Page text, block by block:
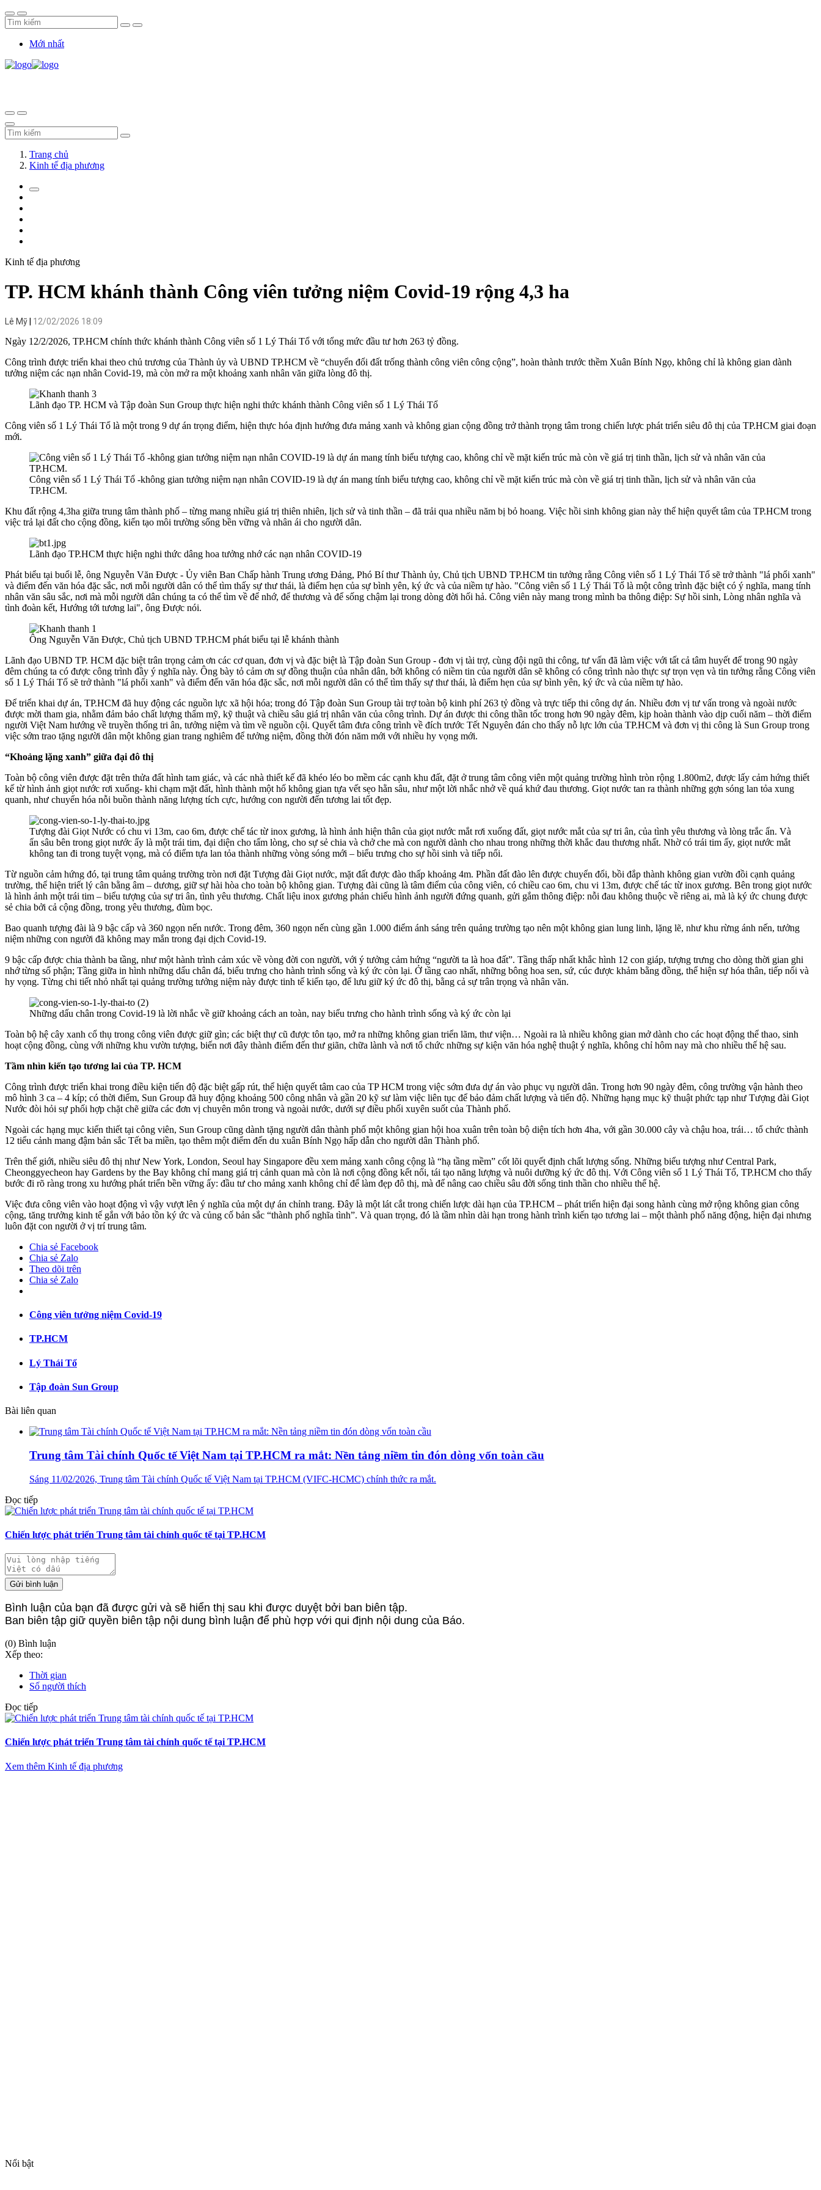
Mới nhất
Trang chủ
Kinh tế địa phương
Kinh tế địa phương
TP. HCM khánh thành Công viên tưởng niệm Covid-19 rộng 4,3 ha
Lê Mỹ 12/02/2026 18:09
Ngày 12/2/2026, TP.HCM chính thức khánh thành Công viên số 1 Lý Thái Tổ với tổng mức đầu tư hơn 263 tỷ đồng.
Công trình được triển khai theo chủ trương của Thành ủy và UBND TP.HCM về “chuyển đổi đất trống thành công viên công cộng”, hoàn thành trước thềm Xuân Bính Ngọ, không chỉ là không gian dành
tưởng niệm các nạn nhân Covid-19, mà còn mở ra một khoảng xanh nhân văn giữa lòng đô thị.
Lãnh đạo TP. HCM và Tập đoàn Sun Group thực hiện nghi thức khánh thành Công viên số 1 Lý Thái Tổ
Công viên số 1 Lý Thái Tổ là một trong 9 dự án trọng điểm, hiện thực hóa định hướng đưa mảng xanh và không gian cộng đồng trở thành trọng tâm trong chiến lược phát triển siêu đô thị của TP.HCM giai đoạn
mới.
Công viên số 1 Lý Thái Tổ -không gian tưởng niệm nạn nhân COVID-19 là dự án mang tính biểu tượng cao, không chỉ về mặt kiến trúc mà còn về giá trị tinh thần, lịch sử và nhân văn của
TP.HCM.
Khu đất rộng 4,3ha giữa trung tâm thành phố – từng mang nhiều giá trị thiên nhiên, lịch sử và tinh thần – đã trải qua nhiều năm bị bỏ hoang. Việc hồi sinh không gian này thể hiện quyết tâm của TP.HCM trong
việc trả lại đất cho cộng đồng, kiến tạo môi trường sống bền vững và nhân ái cho người dân.
Lãnh đạo TP.HCM thực hiện nghi thức dâng hoa tưởng nhớ các nạn nhân COVID-19
Phát biểu tại buổi lễ, ông Nguyễn Văn Được - Ủy viên Ban Chấp hành Trung ương Đảng, Phó Bí thư Thành ủy, Chủ tịch UBND TP.HCM tin tưởng rằng Công viên số 1 Lý Thái Tổ sẽ trở thành "lá phổi xanh"
và điểm đến văn hóa đặc sắc, nơi mỗi người dân có thể tìm thấy sự thư thái, là điểm hẹn của sự bình yên, ký ức và của niềm tự hào. "Công viên số 1 Lý Thái Tổ là một công trình đặc biệt có ý nghĩa, mang tính
nhân văn sâu sắc, nơi mà mỗi người dân chúng ta có thể tìm về để nhớ, để thương và để sống chậm lại trong dòng đời hối hả. Công viên này mang trong mình ba thông điệp: Sự hồi sinh, Lòng nhân nghĩa và
tình đoàn kết, Hướng tới tương lai", ông Được nói.
Ông Nguyễn Văn Được, Chủ tịch UBND TP.HCM phát biểu tại lễ khánh thành
Lãnh đạo UBND TP. HCM đặc biệt trân trọng cảm ơn các cơ quan, đơn vị và đặc biệt là Tập đoàn Sun Group - đơn vị tài trợ, cùng đội ngũ thi công, tư vấn đã làm việc với tất cả tâm huyết để trong 90 ngày
đêm chúng ta có được công trình đầy ý nghĩa này. Ông bày tỏ cảm ơn sự đồng thuận của nhân dân, bởi không có niềm tin của người dân sẽ không có công trình nào thực sự trọn vẹn và tin tưởng rằng Công viên
số 1 Lý Thái Tổ sẽ trở thành "lá phổi xanh" và điểm đến văn hóa đặc sắc, nơi mỗi người dân có thể tìm thấy sự thư thái, là điểm hẹn của sự bình yên, ký ức và của niềm tự hào.
Để triển khai dự án, TP.HCM đã huy động các nguồn lực xã hội hóa; trong đó Tập đoàn Sun Group tài trợ toàn bộ kinh phí 263 tỷ đồng và trực tiếp thi công dự án. Nhiều đơn vị tư vấn trong và ngoài nước
được mời tham gia, nhằm đảm bảo chất lượng thẩm mỹ, kỹ thuật và chiều sâu giá trị nhân văn của công trình. Dự án được thi công thần tốc trong hơn 90 ngày đêm, kịp hoàn thành vào dịp cuối năm – thời điểm
người Việt Nam hướng về truyền thống tri ân, tưởng niệm và tìm về nguồn cội. Quyết tâm đưa công trình về đích trước Tết Nguyên đán cho thấy nỗ lực lớn của TP.HCM và đơn vị thi công là Sun Group trong
việc sớm trao tặng người dân một không gian trang nghiêm để tưởng niệm, đồng thời đón năm mới với nhiều hy vọng mới.
“Khoảng lặng xanh” giữa đại đô thị
Toàn bộ công viên được đặt trên thửa đất hình tam giác, và các nhà thiết kế đã khéo léo bo mềm các cạnh khu đất, đặt ở trung tâm công viên một quảng trường hình tròn rộng 1.800m2, được lấy cảm hứng thiết
kế từ hình ảnh giọt nước rơi xuống- khi chạm mặt đất, hình thành một hố không gian tựa vết sẹo hằn sâu, như một lời nhắc nhở về quá khứ đau thương. Giọt nước tan ra thành những gợn sóng lan tỏa xung
quanh, như chuyển hóa nỗi buồn thành năng lượng tích cực, hướng con người đến tương lai tốt đẹp.
Tượng đài Giọt Nước có chu vi 13m, cao 6m, được chế tác từ inox gương, là hình ảnh hiện thân của giọt nước mắt rơi xuống đất, giọt nước mắt của sự tri ân, của tình yêu thương và lòng trắc ẩn. Và
ẩn sâu bên trong giọt nước ấy là một trái tim, đại diện cho tấm lòng, cho sự sẻ chia và chở che mà con người dành cho nhau trong những thời khắc đau thương nhất. Nhờ có trái tim ấy, giọt nước mắt
không tan đi trong tuyệt vọng, mà có điểm tựa lan tỏa thành những vòng sóng mới – biểu trưng cho sự hồi sinh và tiếp nối.
Từ nguồn cảm hứng đó, tại trung tâm quảng trường tròn nơi đặt Tượng đài Giọt nước, mặt đất được đào thấp khoảng 4m. Phần đất đào lên được chuyển đổi, bồi đắp thành không gian vườn đồi cạnh quảng
trường, thể hiện triết lý cân bằng âm – dương, giữ sự hài hòa cho toàn bộ không gian. Tượng đài cũng là tâm điểm của công viên, có chiều cao 6m, chu vi 13m, được chế tác từ inox gương. Bên trong giọt nước
là hình ảnh một trái tim – biểu tượng của sự tri ân, tình yêu thương. Chất liệu inox gương phản chiếu hình ảnh người đứng quanh, gửi gắm thông điệp: nỗi đau không thuộc về riêng ai, mà là ký ức chung được
sẻ chia bởi cả cộng đồng, trong yêu thương, đùm bọc.
Bao quanh tượng đài là 9 bậc cấp và 360 ngọn nến nước. Trong đêm, 360 ngọn nến cùng gần 1.000 điểm ánh sáng trên quảng trường tạo nên một không gian lung linh, lặng lẽ, như khu rừng ánh nến, tưởng
niệm những con người đã không may mắn trong đại dịch Covid-19.
9 bậc cấp được chia thành ba tầng, như một hành trình cảm xúc về vòng đời con người, với ý tưởng cảm hứng “người ta là hoa đất”. Tầng thấp nhất khắc hình 12 con giáp, tượng trưng cho dòng thời gian ghi
nhớ từng số phận; Tầng giữa in hình những dấu chân đá, biểu trưng cho hành trình sống và ký ức còn lại. Ở tầng cao nhất, những bông hoa sen, sứ, cúc được khảm bằng đồng, thể hiện sự hóa thân, tiếp nối và
hy vọng. Từng chi tiết nhỏ nhất tại quảng trường tưởng niệm này được tinh tế kiến tạo, để lưu giữ ký ức đô thị, bằng cả sự trân trọng và nhân văn.
Những dấu chân trong Covid-19 là lời nhắc về giữ khoảng cách an toàn, nay biểu trưng cho hành trình sống và ký ức còn lại
Toàn bộ hệ cây xanh cổ thụ trong công viên được giữ gìn; các biệt thự cũ được tôn tạo, mở ra những không gian triển lãm, thư viện… Ngoài ra là nhiều không gian mở dành cho các hoạt động thể thao, sinh
hoạt cộng đồng, cùng với những khu vườn tượng, biến nơi đây thành điểm đến thư giãn, chữa lành và nơi tổ chức những sự kiện văn hóa nghệ thuật ý nghĩa, không chỉ hôm nay mà cho nhiều thế hệ sau.
Tầm nhìn kiến tạo tương lai của TP. HCM
Công trình được triển khai trong điều kiện tiến độ đặc biệt gấp rút, thể hiện quyết tâm cao của TP HCM trong việc sớm đưa dự án vào phục vụ người dân. Trong hơn 90 ngày đêm, công trường vận hành theo
mô hình 3 ca – 4 kíp; có thời điểm, Sun Group đã huy động khoảng 500 công nhân và gần 20 kỹ sư làm việc liên tục để bảo đảm chất lượng và tiến độ. Những hạng mục kỹ thuật phức tạp như Tượng đài Giọt
Nước đòi hỏi sự phối hợp chặt chẽ giữa các đơn vị chuyên môn trong và ngoài nước, dưới sự điều phối xuyên suốt của Thành phố.
Ngoài các hạng mục kiến thiết tại công viên, Sun Group cũng dành tặng người dân thành phố một không gian hội hoa xuân trên toàn bộ diện tích hơn 4ha, với gần 30.000 cây và chậu hoa, trái… tổ chức thành
12 tiểu cảnh mang đậm bản sắc Tết ba miền, tạo thêm một điểm đến du xuân Bính Ngọ hấp dẫn cho người dân Thành phố.
Trên thế giới, nhiều siêu đô thị như New York, London, Seoul hay Singapore đều xem mảng xanh công cộng là “hạ tầng mềm” cốt lõi quyết định chất lượng sống. Những biểu tượng như Central Park,
Cheonggyecheon hay Gardens by the Bay không chỉ mang giá trị cảnh quan mà còn là nơi cộng đồng kết nối, tái tạo năng lượng và nuôi dưỡng ký ức đô thị. Với Công viên số 1 Lý Thái Tổ, TP.HCM cho thấy
bước đi rõ ràng trong xu hướng phát triển bền vững ấy: đầu tư cho mảng xanh không chỉ để làm đẹp đô thị, mà để nâng cao chiều sâu đời sống tinh thần cho nhiều thế hệ.
Việc đưa công viên vào hoạt động vì vậy vượt lên ý nghĩa của một dự án chỉnh trang. Đây là một lát cắt trong chiến lược dài hạn của TP.HCM – phát triển hiện đại song hành cùng mở rộng không gian công
cộng, tăng trưởng kinh tế gắn với bảo tồn ký ức và củng cố bản sắc “thành phố nghĩa tình”. Và quan trọng, đó là tầm nhìn dài hạn trong hành trình kiến tạo tương lai – một thành phố năng động, hiện đại nhưng
luôn đặt con người ở vị trí trung tâm.
Chia sẻ Facebook
Chia sẻ Zalo
Theo dõi trên
Chia sẻ Zalo
Công viên tưởng niệm Covid-19
TP.HCM
Lý Thái Tổ
Tập đoàn Sun Group
Bài liên quan
Trung tâm Tài chính Quốc tế Việt Nam tại TP.HCM ra mắt: Nền tảng niềm tin đón dòng vốn toàn cầu
Sáng 11/02/2026, Trung tâm Tài chính Quốc tế Việt Nam tại TP.HCM (VIFC-HCMC) chính thức ra mắt.
Đọc tiếp
Chiến lược phát triển Trung tâm tài chính quốc tế tại TP.HCM
Gửi bình luận
Bình luận của bạn đã được gửi và sẽ hiển thị sau khi được duyệt bởi ban biên tập.
Ban biên tập giữ quyền biên tập nội dung bình luận để phù hợp với qui định nội dung của Báo.
(0) Bình luận
Xếp theo:
Thời gian
Số người thích
Đọc tiếp
Chiến lược phát triển Trung tâm tài chính quốc tế tại TP.HCM
Xem thêm Kinh tế địa phương
Nổi bật